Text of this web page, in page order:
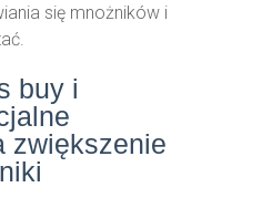
się mnożników i
buy i
zwiększenie